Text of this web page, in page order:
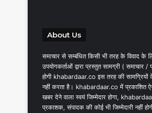
About Us
समाचार से सम्बंधित किसी भी तरह के विवाद के
उपयोगकर्ताओं द्वारा प्रस्तुत सामग्री ( समाचार
होगी khabardaar.co इस तरह की सामग्रियों
नहीं करता है। khabardaar.co में प्रकाशित
खबर देने वाला स्वयं जिम्मेदार होगा,
प्रकाशक, संपादक की कोई भी जिम्मेदारी नहीं